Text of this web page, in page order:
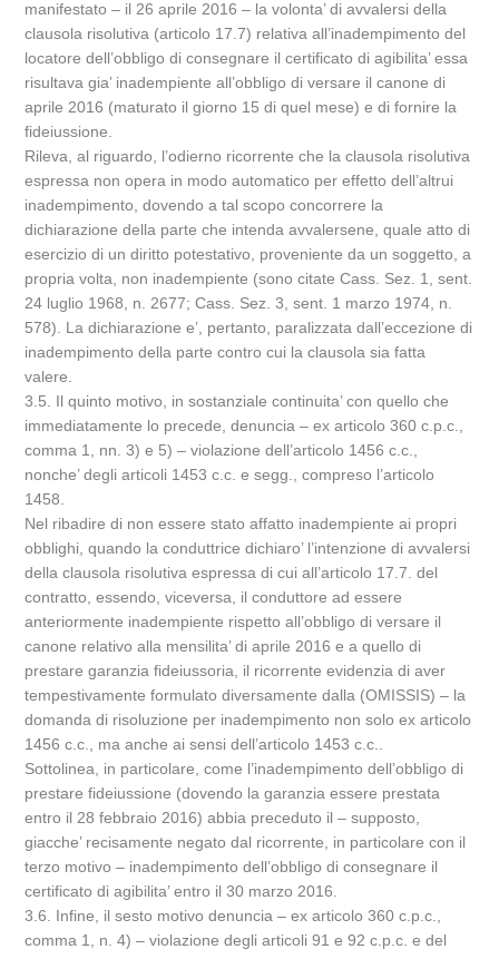
manifestato – il 26 aprile 2016 – la volonta’ di avvalersi della
clausola risolutiva (articolo 17.7) relativa all’inadempimento del
locatore dell’obbligo di consegnare il certificato di agibilita’ essa
risultava gia’ inadempiente all’obbligo di versare il canone di
aprile 2016 (maturato il giorno 15 di quel mese) e di fornire la
fideiussione.
Rileva, al riguardo, l’odierno ricorrente che la clausola risolutiva
espressa non opera in modo automatico per effetto dell’altrui
inadempimento, dovendo a tal scopo concorrere la
dichiarazione della parte che intenda avvalersene, quale atto di
esercizio di un diritto potestativo, proveniente da un soggetto, a
propria volta, non inadempiente (sono citate Cass. Sez. 1, sent.
24 luglio 1968, n. 2677; Cass. Sez. 3, sent. 1 marzo 1974, n.
578). La dichiarazione e’, pertanto, paralizzata dall’eccezione di
inadempimento della parte contro cui la clausola sia fatta
valere.
3.5. Il quinto motivo, in sostanziale continuita’ con quello che
immediatamente lo precede, denuncia – ex articolo 360 c.p.c.,
comma 1, nn. 3) e 5) – violazione dell’articolo 1456 c.c.,
nonche’ degli articoli 1453 c.c. e segg., compreso l’articolo
1458.
Nel ribadire di non essere stato affatto inadempiente ai propri
obblighi, quando la conduttrice dichiaro’ l’intenzione di avvalersi
della clausola risolutiva espressa di cui all’articolo 17.7. del
contratto, essendo, viceversa, il conduttore ad essere
anteriormente inadempiente rispetto all’obbligo di versare il
canone relativo alla mensilita’ di aprile 2016 e a quello di
prestare garanzia fideiussoria, il ricorrente evidenzia di aver
tempestivamente formulato diversamente dalla (OMISSIS) – la
domanda di risoluzione per inadempimento non solo ex articolo
1456 c.c., ma anche ai sensi dell’articolo 1453 c.c..
Sottolinea, in particolare, come l’inadempimento dell’obbligo di
prestare fideiussione (dovendo la garanzia essere prestata
entro il 28 febbraio 2016) abbia preceduto il – supposto,
giacche’ recisamente negato dal ricorrente, in particolare con il
terzo motivo – inadempimento dell’obbligo di consegnare il
certificato di agibilita’ entro il 30 marzo 2016.
3.6. Infine, il sesto motivo denuncia – ex articolo 360 c.p.c.,
comma 1, n. 4) – violazione degli articoli 91 e 92 c.p.c. e del